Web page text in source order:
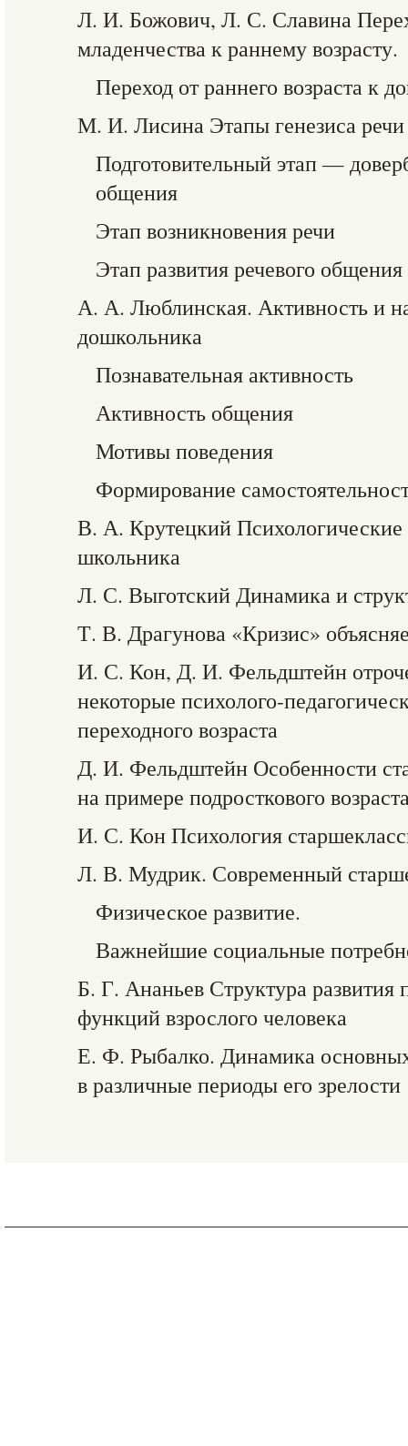
Л. И. Божович, Л. С. Славина
младенчества к раннему возрасту.
Переход от раннего возраста к
М. И. Лисина Этапы генезиса речи
Подготовительный этап —
общения
Этап возникновения речи
Этап развития речевого общения
А. А. Люблинская. Активность и
дошкольника
Познавательная активность
Активность общения
Мотивы поведения
Формирование
В. А. Крутецкий
школьника
Л. С. Выготский Динамика и
Т. В. Драгунова «Кризис»
И. С. Кон, Д. И. Фельдштейн
некоторые психолого-
переходного возраста
Д. И. Фельдштейн Особенности
на примере подросткового
И. С. Кон Психология
Л. В. Мудрик. Современный
Физическое развитие.
Важнейшие социальные
Б. Г. Ананьев Структура развития
функций взрослого человека
Е. Ф. Рыбалко. Динамика
в различные периоды его зрелости